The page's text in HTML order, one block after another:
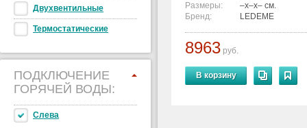
Двухвентильные
Термостатические
ПОДКЛЮЧЕНИЕ
ГОРЯЧЕЙ ВОДЫ:
Слева
Размеры:
–x–x– см.
Бренд:
LEDEME
8963 руб.
В корзину